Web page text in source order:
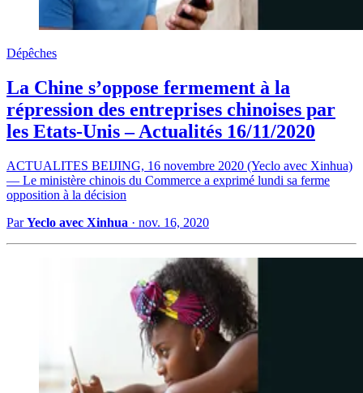
Dépêches
La Chine s’oppose fermement à la
répression des entreprises chinoises par
les Etats-Unis – Actualités 16/11/2020
ACTUALITES BEIJING, 16 novembre 2020 (Yeclo avec Xinhua)
— Le ministère chinois du Commerce a exprimé lundi sa ferme
opposition à la décision
ParYeclo avec Xinhua · nov. 16, 2020